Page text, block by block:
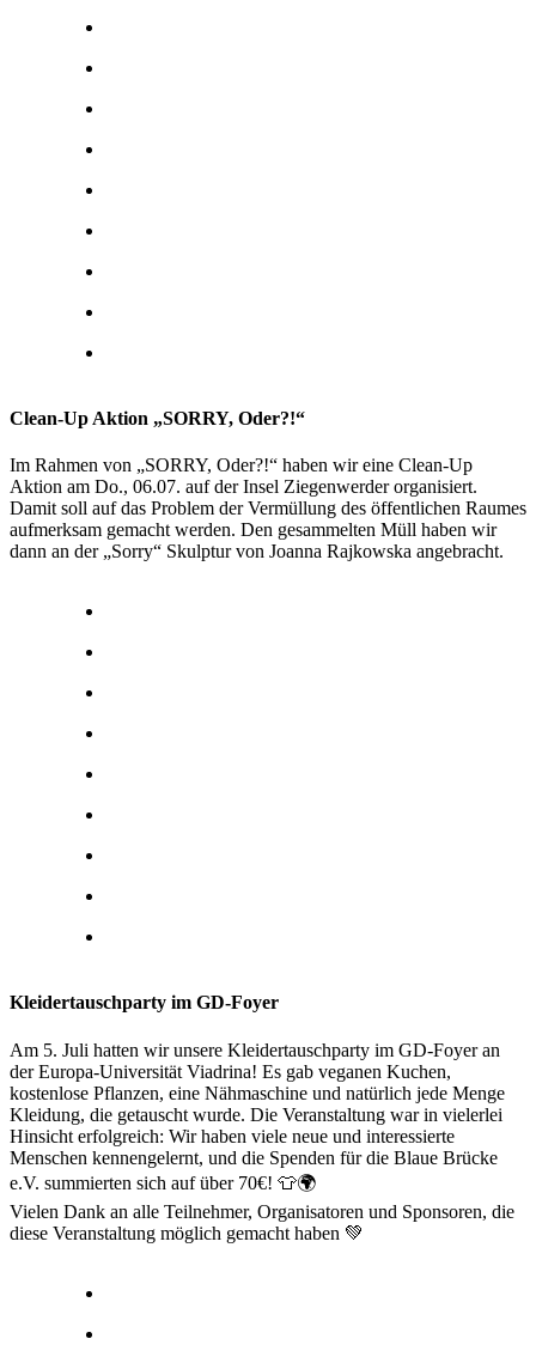
Clean-Up Aktion „SORRY, Oder?!“
Im Rahmen von „SORRY, Oder?!“ haben wir eine Clean-Up
Aktion am Do., 06.07. auf der Insel Ziegenwerder organisiert.
Damit soll auf das Problem der Vermüllung des öffentlichen Raumes
aufmerksam gemacht werden. Den gesammelten Müll haben wir
dann an der „Sorry“ Skulptur von Joanna Rajkowska angebracht.
Kleidertauschparty im GD-Foyer
Am 5. Juli hatten wir unsere Kleidertauschparty im GD-Foyer an
der Europa-Universität Viadrina! Es gab veganen Kuchen,
kostenlose Pflanzen, eine Nähmaschine und natürlich jede Menge
Kleidung, die getauscht wurde. Die Veranstaltung war in vielerlei
Hinsicht erfolgreich: Wir haben viele neue und interessierte
Menschen kennengelernt, und die Spenden für die Blaue Brücke
e.V. summierten sich auf über 70€! 👕🌍
Vielen Dank an alle Teilnehmer, Organisatoren und Sponsoren, die
diese Veranstaltung möglich gemacht haben 💚